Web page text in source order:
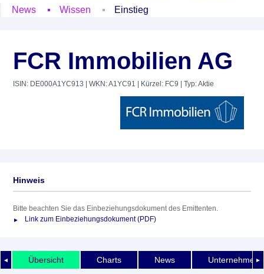
News
Wissen Einstieg
FCR Immobilien AG
ISIN: DE000A1YC913 | WKN: A1YC91 | Kürzel: FC9 | Typ: Aktie
Hinweis
Bitte beachten Sie das Einbeziehungsdokument des Emittenten.
Link zum Einbeziehungsdokument (PDF)
◄ ►
Übersicht Charts News